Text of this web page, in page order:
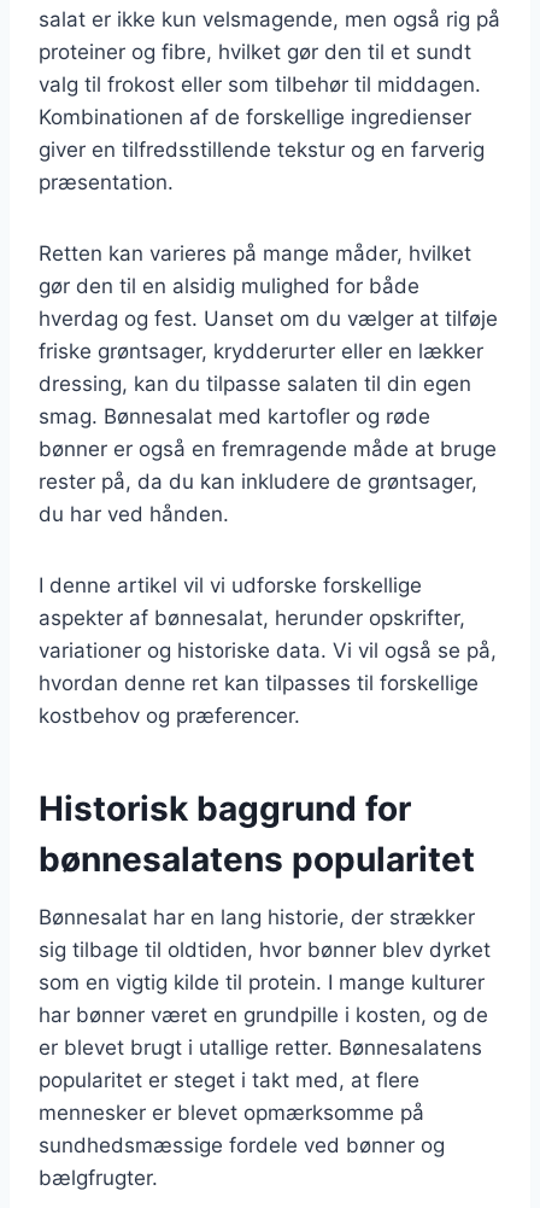
salat er ikke kun velsmagende, men også rig på
proteiner og fibre, hvilket gør den til et sundt
valg til frokost eller som tilbehør til middagen.
Kombinationen af de forskellige ingredienser
giver en tilfredsstillende tekstur og en farverig
præsentation.
Retten kan varieres på mange måder, hvilket
gør den til en alsidig mulighed for både
hverdag og fest. Uanset om du vælger at tilføje
friske grøntsager, krydderurter eller en lækker
dressing, kan du tilpasse salaten til din egen
smag. Bønnesalat med kartofler og røde
bønner er også en fremragende måde at bruge
rester på, da du kan inkludere de grøntsager,
du har ved hånden.
I denne artikel vil vi udforske forskellige
aspekter af bønnesalat, herunder opskrifter,
variationer og historiske data. Vi vil også se på,
hvordan denne ret kan tilpasses til forskellige
kostbehov og præferencer.
Historisk baggrund for
bønnesalatens popularitet
Bønnesalat har en lang historie, der strækker
sig tilbage til oldtiden, hvor bønner blev dyrket
som en vigtig kilde til protein. I mange kulturer
har bønner været en grundpille i kosten, og de
er blevet brugt i utallige retter. Bønnesalatens
popularitet er steget i takt med, at flere
mennesker er blevet opmærksomme på
sundhedsmæssige fordele ved bønner og
bælgfrugter.